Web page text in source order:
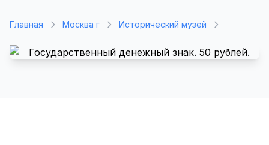
Главная Москва г Исторический музей